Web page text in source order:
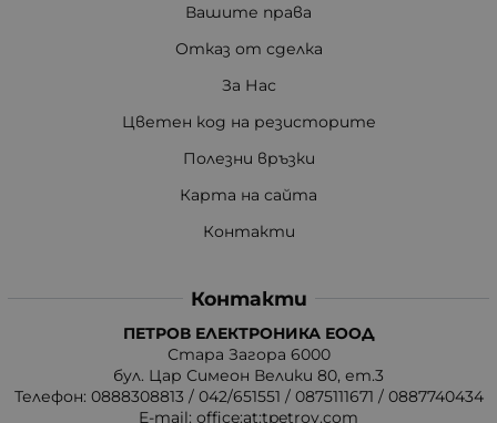
Вашите права
Отказ от сделка
За Нас
Цветен код на резисторите
Полезни връзки
Карта на сайта
Контакти
Контакти
ПЕТРОВ ЕЛЕКТРОНИКА ЕООД
Стара Загора 6000
бул. Цар Симеон Велики 80, ет.3
Телефон: 0888308813 / 042/651551 / 0875111671 / 0887740434
E-mail: office:at:tpetrov.com